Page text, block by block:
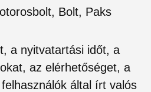
Bolt, Paks
a nyitvatartási időt, a
az elérhetőséget, a
által írt valós